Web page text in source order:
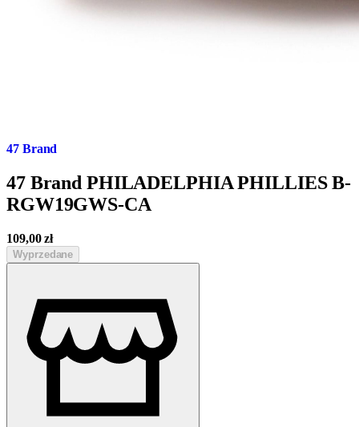
47 Brand
47 Brand PHILADELPHIA PHILLIES B-
RGW19GWS-CA
109,00zł
Wyprzedane